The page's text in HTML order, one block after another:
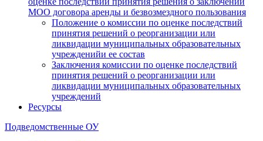
МОО договора аренды и безвозмездного пользования
Положение о комиссии по оценке последствий
принятия решений о реорганизации или
ликвидации муниципальных образовательных
учрежденийи ее состав
Заключения комиссии по оценке последствий
принятия решений о реорганизации или
ликвидации муниципальных образовательных
учреждений
Ресурсы
Подведомственные ОУ